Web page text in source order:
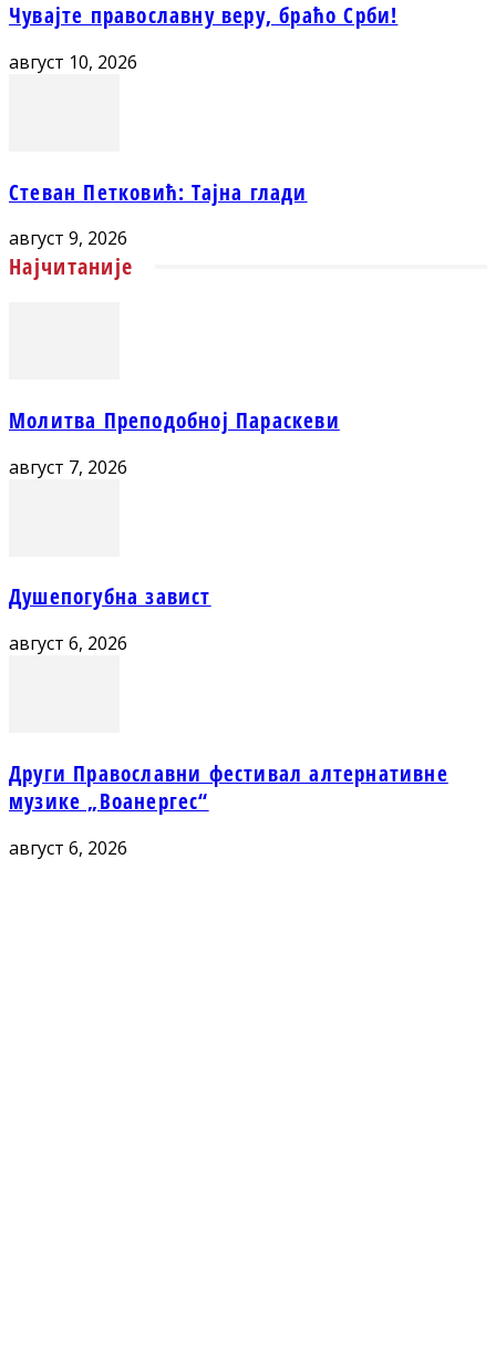
Чувајте православну веру, браћо Срби!
август 10, 2026
Стеван Петковић: Тајна глади
август 9, 2026
Најчитаније
Молитва Преподобној Параскеви
август 7, 2026
Душепогубна завист
август 6, 2026
Други Православни фестивал алтернативне
музике „Воанергес“
август 6, 2026